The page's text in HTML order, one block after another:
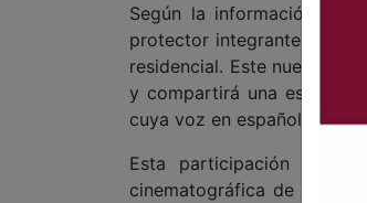
Según la información
protector integrante de
residencial. Este nuevo
y compartirá una escena
cuya voz en español
Esta participación
cinematográfica de alto